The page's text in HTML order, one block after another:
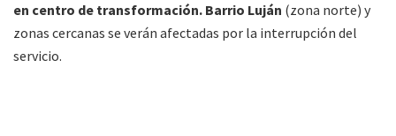
en centro de transformación. Barrio Luján (zona norte) y
zonas cercanas se verán afectadas por la interrupción del
servicio.